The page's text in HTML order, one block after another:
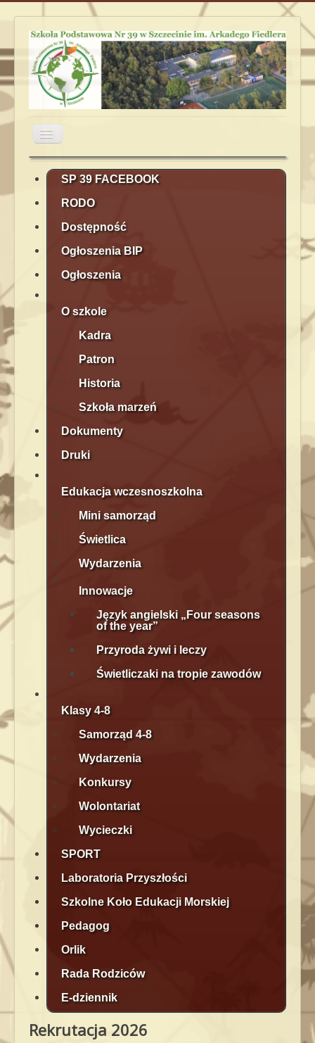
Przełącz
nawigację
Aktualności Obiady Plan lekcji
Terminarz
SP 39 FACEBOOK
RODO
Dostępność
Ogłoszenia BIP
Ogłoszenia
O szkole
Kadra
Patron
Historia
Szkoła marzeń
Dokumenty
Druki
Edukacja wczesnoszkolna
Mini samorząd
Świetlica
Wydarzenia
Innowacje
Język angielski „Four seasons
of the year”
Przyroda żywi i leczy
Świetliczaki na tropie zawodów
Klasy 4-8
Samorząd 4-8
Wydarzenia
Konkursy
Wolontariat
Wycieczki
SPORT
Laboratoria Przyszłości
Szkolne Koło Edukacji Morskiej
Pedagog
Orlik
Rada Rodziców
E-dziennik
Rekrutacja 2026